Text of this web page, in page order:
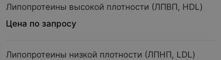
Липопротеины высокой плотности (ЛПВП, HDL)
Цена по запросу
Липопротеины низкой плотности (ЛПНП, LDL)